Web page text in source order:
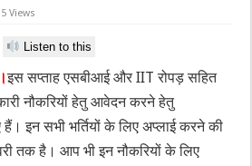
Views
Listen to this
इस सप्ताह एसबीआई और IIT रोपड़ सहित
नौकरियों हेतु आवेदन करने हेतु
इन सभी भर्तियों के लिए अप्लाई करने की
तक है। आप भी इन नौकरियों के लिए